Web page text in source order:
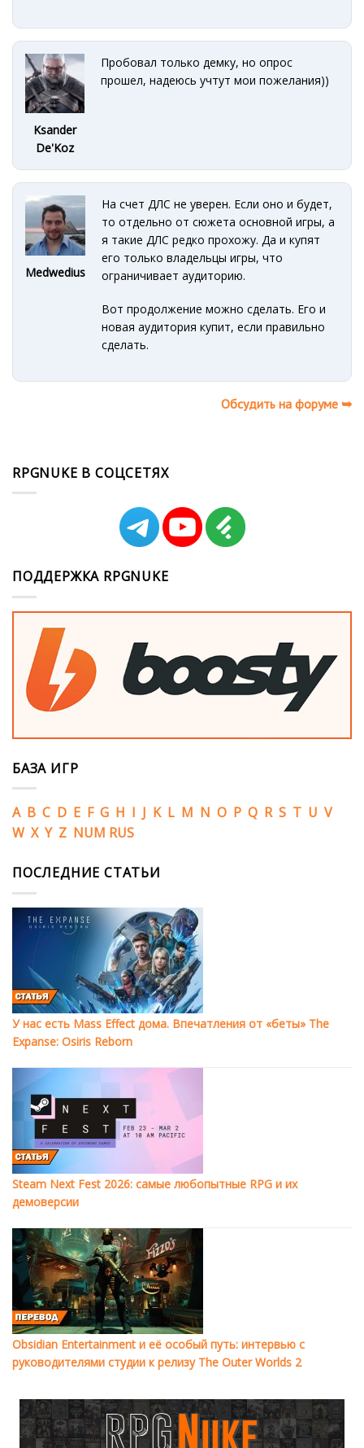
Ksander
De'Koz
Пробовал только демку, но опрос
прошел, надеюсь учтут мои пожелания))
Medwedius
На счет ДЛС не уверен. Если оно и будет,
то отдельно от сюжета основной игры, а
я такие ДЛС редко прохожу. Да и купят
его только владельцы игры, что
ограничивает аудиторию.
Вот продолжение можно сделать. Его и
новая аудитория купит, если правильно
сделать.
Обсудить на форуме ➥
RPGNUKE В СОЦСЕТЯХ
ПОДДЕРЖКА RPGNUKE
БАЗА ИГР
A B C D E F G H I J K L M N O P Q R S T U V
W X Y Z NUM RUS
ПОСЛЕДНИЕ СТАТЬИ
У нас есть Mass Effect дома. Впечатления от «беты» The
Expanse: Osiris Reborn
Steam Next Fest 2026: самые любопытные RPG и их
демоверсии
Obsidian Entertainment и её особый путь: интервью с
руководителями студии к релизу The Outer Worlds 2